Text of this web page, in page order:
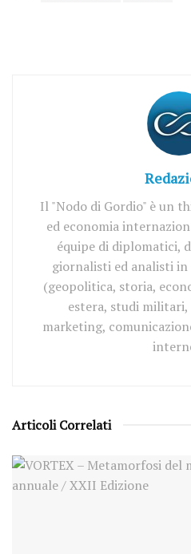
Il "Nodo di Gordio" è un
ed economia
équipe di diplomatici,
giornalisti ed analisti
(geopolitica, storia,
estera, studi
marketing,
Articoli Correlati